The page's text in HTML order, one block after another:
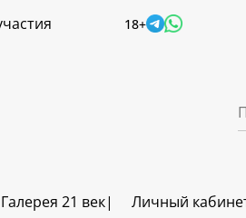
18+
Галерея 21 век Личный